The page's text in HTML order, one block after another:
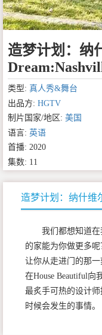
造梦计划：纳
类型: 真人秀&舞台
出品方: HGTV
制片国家/地区: 美国
语言: 英语
首播: 2020
集数: 11
造梦计划：纳什维
我们都想知道
的家能为你做更多
让你从走进门的那一
在House Beautiful向
最炙手可热的设计
时候会发生的事情。